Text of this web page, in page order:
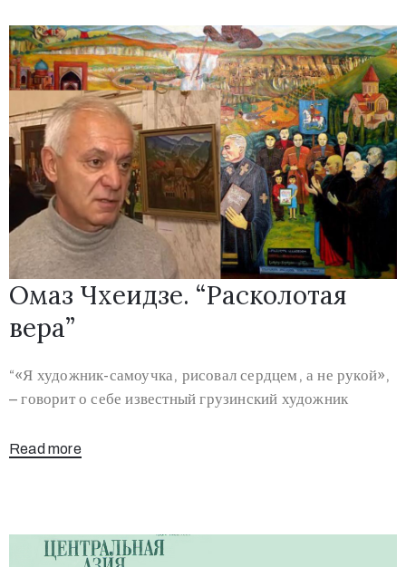
Омаз Чхеидзе. “Расколотая
вера”
“«Я художник-самоучка, рисовал сердцем, а не рукой»,
– говорит о себе известный грузинский художник
Read more